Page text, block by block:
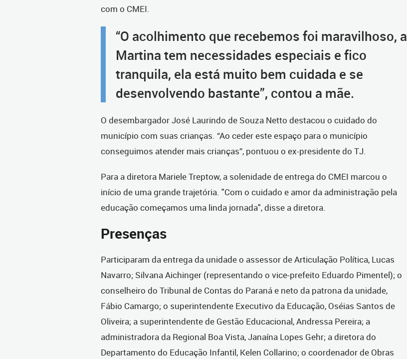
com o CMEI.
“O acolhimento que recebemos foi maravilhoso, a
Martina tem necessidades especiais e fico
tranquila, ela está muito bem cuidada e se
desenvolvendo bastante”, contou a mãe.
O desembargador José Laurindo de Souza Netto destacou o cuidado do
município com suas crianças. “Ao ceder este espaço para o município
conseguimos atender mais crianças”, pontuou o ex-presidente do TJ.
Para a diretora Mariele Treptow, a solenidade de entrega do CMEI marcou o
início de uma grande trajetória. "Com o cuidado e amor da administração pela
educação começamos uma linda jornada", disse a diretora.
Presenças
Participaram da entrega da unidade o assessor de Articulação Política, Lucas
Navarro; Silvana Aichinger (representando o vice-prefeito Eduardo Pimentel); o
conselheiro do Tribunal de Contas do Paraná e neto da patrona da unidade,
Fábio Camargo; o superintendente Executivo da Educação, Oséias Santos de
Oliveira; a superintendente de Gestão Educacional, Andressa Pereira; a
administradora da Regional Boa Vista, Janaína Lopes Gehr; a diretora do
Departamento do Educação Infantil, Kelen Collarino; o coordenador de Obras